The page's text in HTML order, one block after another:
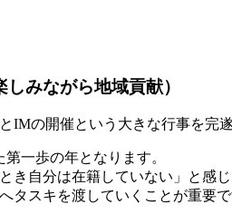
みながら地域貢献）
IMの開催という大きな行事を完
一歩の年となります。
き自分は在籍していない」と
タスキを渡していくことが重要で